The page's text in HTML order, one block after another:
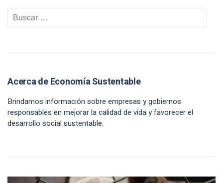
Acerca de Economía Sustentable
Brindamos información sobre empresas y gobiernos
responsables en mejorar la calidad de vida y favorecer el
desarrollo social sustentable.